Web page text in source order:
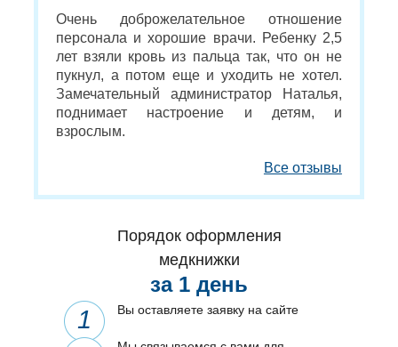
Очень доброжелательное отношение
персонала и хорошие врачи. Ребенку 2,5
лет взяли кровь из пальца так, что он не
пукнул, а потом еще и уходить не хотел.
Замечательный администратор Наталья,
поднимает настроение и детям, и
взрослым.
Все отзывы
Порядок оформления
медкнижки
за 1 день
Вы оставляете заявку на сайте